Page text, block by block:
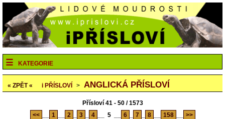
KATEGORIE
« ZPĚT « i PŘÍSLOVÍ > ANGLICKÁ PŘÍSLOVÍ
Přísloví 41 - 50 / 1573
<<
1 2 3 4 5 6 7 8 158 >>